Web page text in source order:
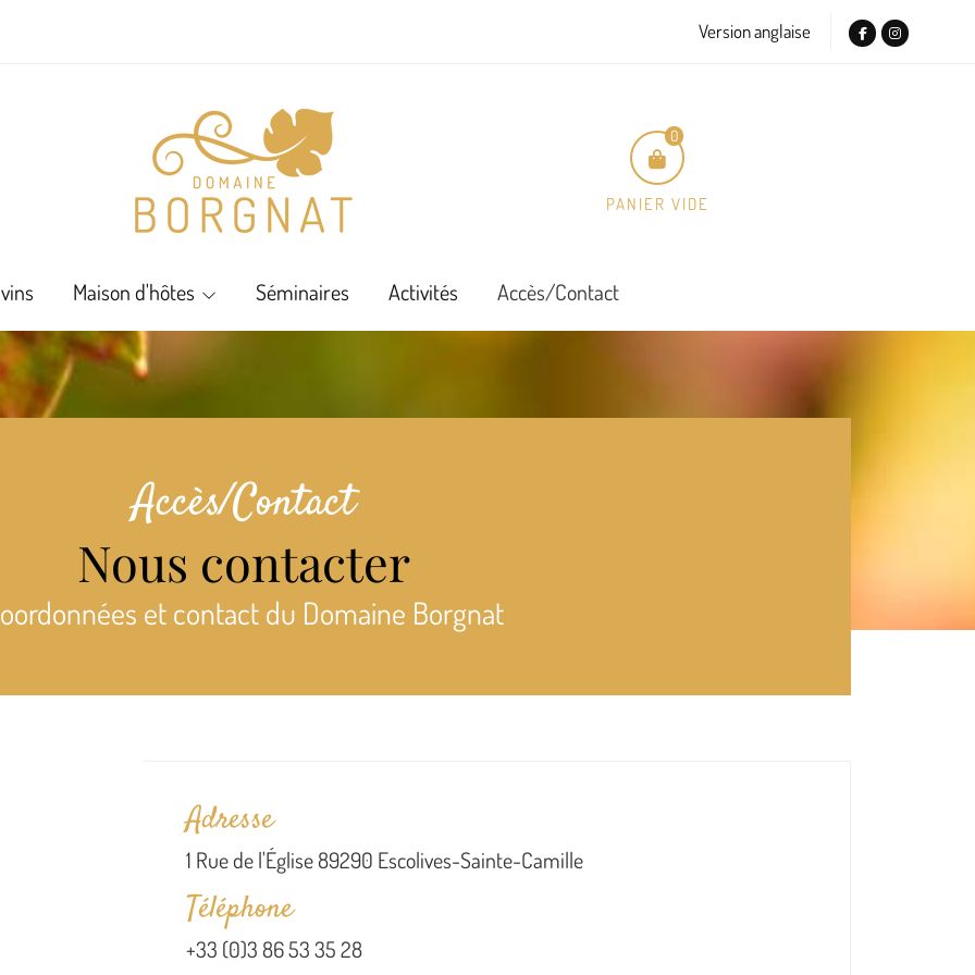
Version anglaise
0
PANIER VIDE
Maison d'hôtes Séminaires Activités Accès/Contact
Accès/Contact
Nous contacter
et contact du Domaine Borgnat
Adresse
1 Rue de l'Église 89290 Escolives-Sainte-Camille
Téléphone
+33 (0)3 86 53 35 28